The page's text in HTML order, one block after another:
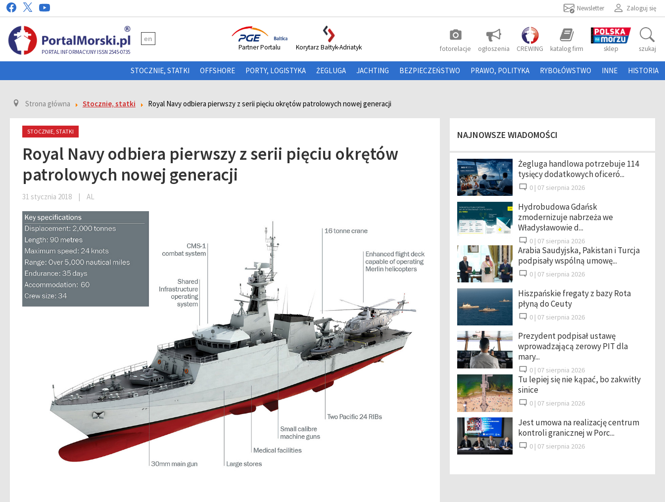
Zaloguj się
Newsletter
PORTAL INFORMACYJNY ISSN 2545-0735
en photo_camera
fotorelacje ogłoszenia CREWING katalog firm sklep szukaj
Partner Portalu Korytarz Bałtyk-Adriatyk
STOCZNIE, STATKI OFFSHORE PORTY, LOGISTYKA ŻEGLUGA JACHTING BEZPIECZEŃSTWO PRAWO, POLITYKA RYBOŁÓWSTWO INNE HISTORIA
Strona główna Stocznie, statki Royal Navy odbiera pierwszy z serii pięciu okrętów patrolowych nowej generacji
STOCZNIE, STATKI
Royal Navy odbiera pierwszy z serii pięciu okrętów
patrolowych nowej generacji
31 stycznia 2018 | AL
NAJNOWSZE WIADOMOŚCI
Żegluga handlowa potrzebuje 114
tysięcy dodatkowych oficeró...
0 | 07 sierpnia 2026
Hydrobudowa Gdańsk
zmodernizuje nabrzeża we
Władysławowie d...
0 | 07 sierpnia 2026
Arabia Saudyjska, Pakistan i Turcja
podpisały wspólną umowę...
0 | 07 sierpnia 2026
Hiszpańskie fregaty z bazy Rota
płyną do Ceuty
0 | 07 sierpnia 2026
Prezydent podpisał ustawę
wprowadzającą zerowy PIT dla
mary...
0 | 07 sierpnia 2026
Tu lepiej się nie kąpać, bo zakwitły
sinice
0 | 07 sierpnia 2026
Jest umowa na realizację centrum
kontroli granicznej w Porc...
0 | 07 sierpnia 2026